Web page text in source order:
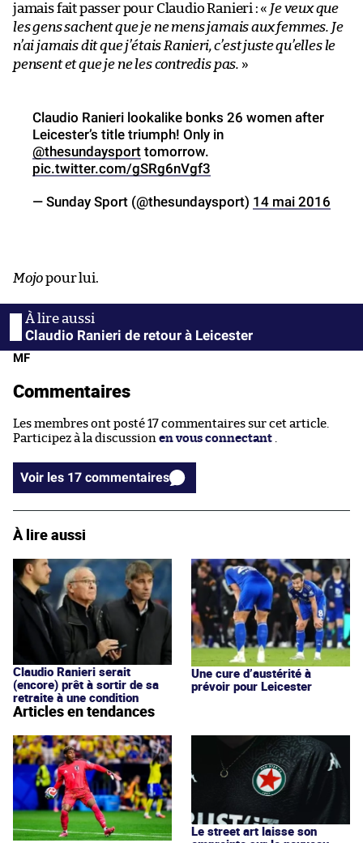
jamais fait passer pour Claudio Ranieri : « Je veux que
les gens sachent que je ne mens jamais aux femmes. Je
n’ai jamais dit que j’étais Ranieri, c’est juste qu’elles le
pensent et que je ne les contredis pas. »
Claudio Ranieri lookalike bonks 26 women after
Leicester’s title triumph! Only in
@thesundaysport tomorrow.
pic.twitter.com/gSRg6nVgf3
— Sunday Sport (@thesundaysport) 14 mai 2016
Mojopour lui.
Claudio Ranieri de retour à Leicester
MF
Commentaires
Les membres ont posté 17 commentaires sur cet article.
Participez à la discussion en vous connectant
Voir les 17 commentaires
À lire aussi
Claudio Ranieri serait
(encore) prêt à sortir de sa
retraite à une condition
Une cure d’austérité à
prévoir pour Leicester
Articles en tendances
Le street art laisse son